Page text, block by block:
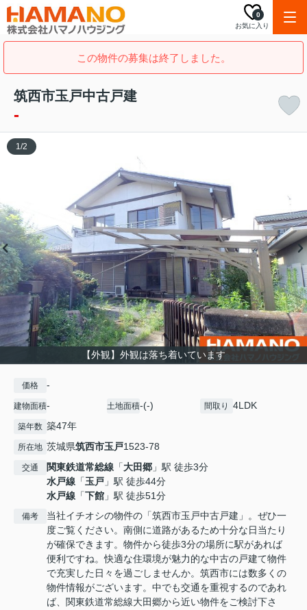
お気に入り
0
この物件の募集は終了しました。
筑西市玉戸中古戸建
-
【外観】外観は落ち着いています
1/2
価格 -
建物面積- 土地面積-(-) 間取り 4LDK
築年数 築47年
所在地 茨城県筑西市玉戸1523-78
交通 関東鉄道常総線 「大田郷 」駅 徒歩3分
水戸線 「玉戸 」駅 徒歩44分
水戸線 「下館 」駅 徒歩51分
備考
当社イチオシの物件の「筑西市玉戸中古戸建」。ぜひ一
度ご覧ください。南側に道路があるため十分な日当たり
が確保できます。物件から徒歩3分の場所に駅があれば
便利ですね。快適な住環境が魅力的な中古の戸建て物件
で充実した日々を過ごしませんか。筑西市には数多くの
物件情報がございます。中でも交通を重視するのであれ
ば、関東鉄道常総線大田郷から近い物件をご検討下さ